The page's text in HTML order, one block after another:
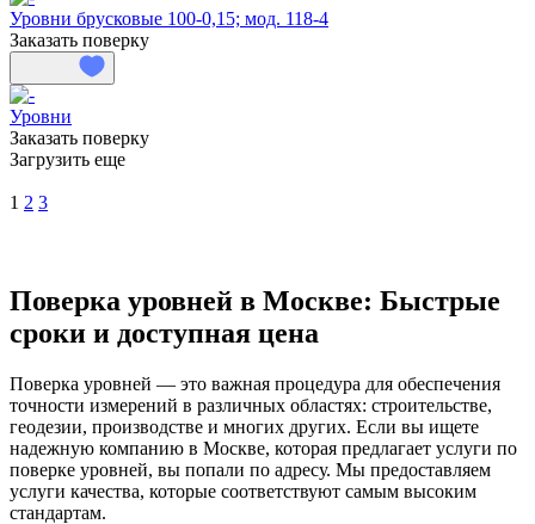
Уровни брусковые 100-0,15; мод. 118-4
Заказать поверку
Уровни
Заказать поверку
Загрузить еще
1 2 3
Поверка уровней в Москве: Быстрые
сроки и доступная цена
Поверка уровней — это важная процедура для обеспечения
точности измерений в различных областях: строительстве,
геодезии, производстве и многих других. Если вы ищете
надежную компанию в Москве, которая предлагает услуги по
поверке уровней, вы попали по адресу. Мы предоставляем
услуги качества, которые соответствуют самым высоким
стандартам.